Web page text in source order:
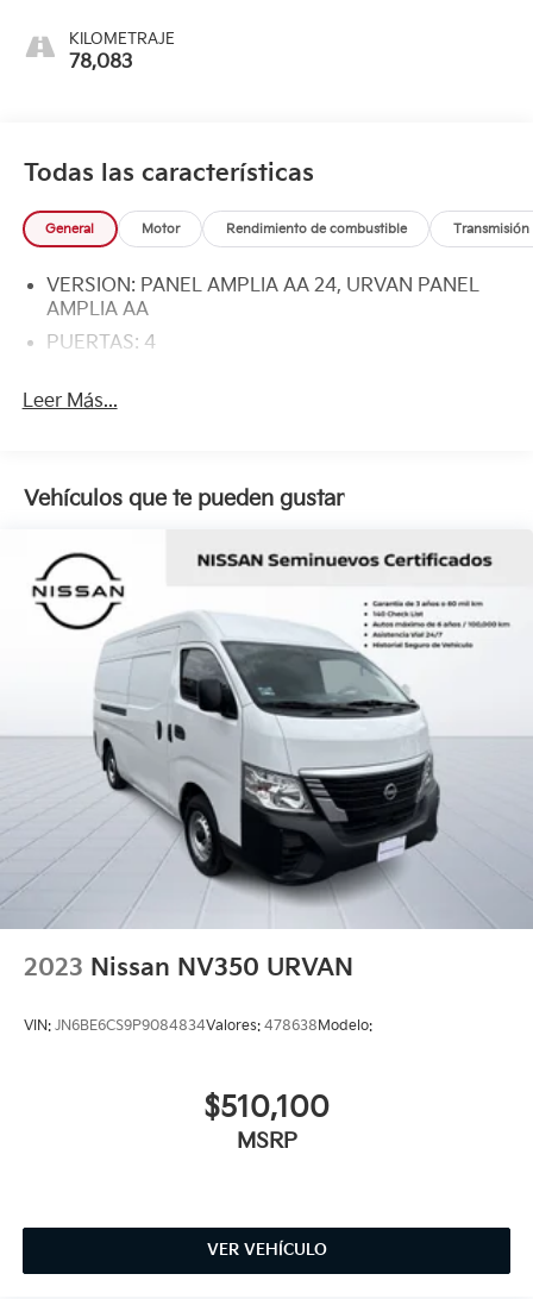
KILOMETRAJE
78,083
Todas las características
General Motor Rendimiento de combustible Transmisión
VERSION: PANEL AMPLIA AA 24, URVAN PANEL
AMPLIA AA
PUERTAS: 4
Leer Más...
Vehículos que te pueden gustar
2023 Nissan NV350 URVAN
VIN: JN6BE6CS9P9084834Valores: 478638 Modelo:
$510,100
MSRP
VER VEHÍCULO